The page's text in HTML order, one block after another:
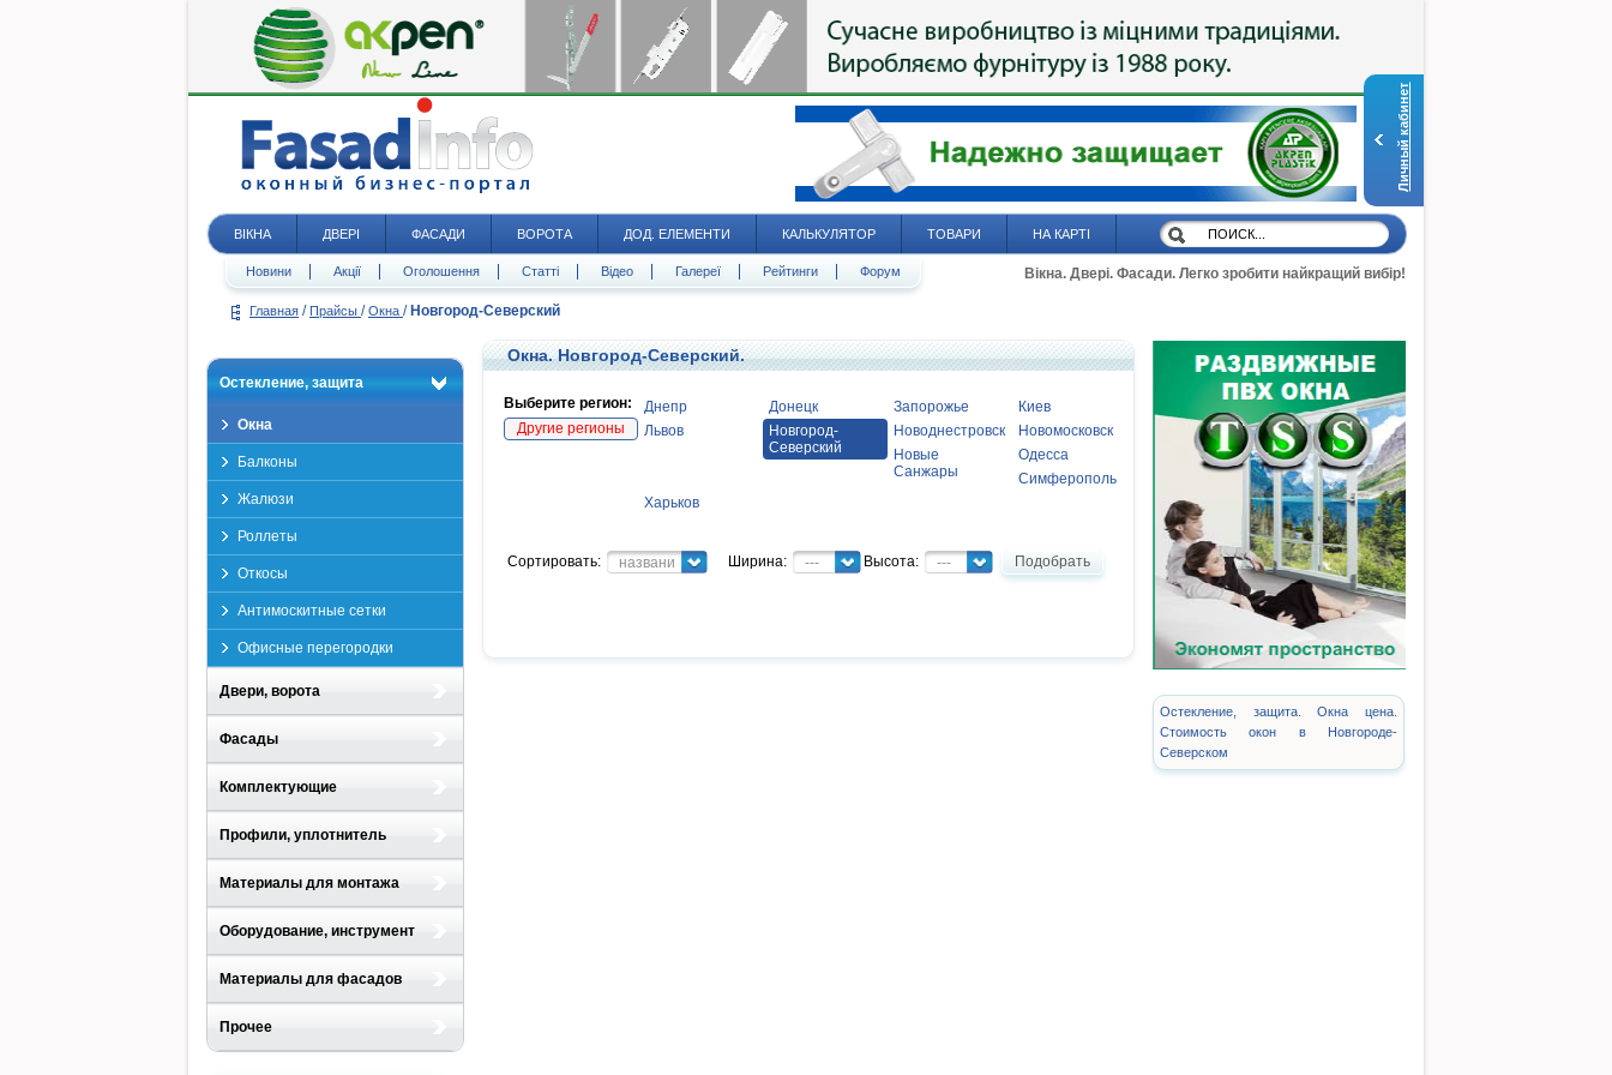
Личный кабинет
ВІКНА ДВЕРІ ФАСАДИ ВОРОТА ДОД. ЕЛЕМЕНТИ КАЛЬКУЛЯТОР ТОВАРИ НА КАРТІ
Новини Акції Оголошення Статті Відео Галереї Рейтинги Форум Вікна. Двері. Фасади. Легко зробити найкращий вибір!
Главная / Прайсы / Окна / Новгород-Северский
Остекление, защита
Окна
Балконы
Жалюзи
Роллеты
Откосы
Антимоскитные сетки
Офисные перегородки
Двери, ворота
Фасады
Комплектующие
Профили, уплотнитель
Материалы для монтажа
Оборудование, инструмент
Материалы для фасадов
Прочее
Окна. Новгород-Северский.
Выберите регион:
Другие регионы
Днепр Донецк Запорожье
Киев
Львов
Новгород-
Северский
Новоднестровск
Новомосковск
Новые
Санжары
Одесса
Симферополь
Харьков
Сортировать: название Ширина: --- Высота: --- Подобрать
Остекление, защита. Окна цена.
Стоимость окон в Новгороде-
Северском